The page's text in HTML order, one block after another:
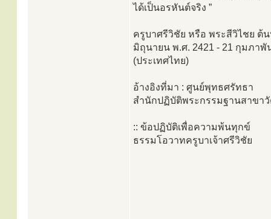
ได้เป็นอรหันต์จริง ”
ครูบาศรีวิชัย หรือ พระสีวิไชย ต้
มิถุนายน พ.ศ. 2421 - 21 กุมภาพั
(ประเทศไทย)
อ้างอิงที่มา : ศูนย์พุทธศรัทธา
สำนักปฏิบัติพระกรรมฐานสาขา
:: ข้อปฏิบัติเพื่อความพ้นทุกข์
ธรรมโอวาทครูบาเจ้าศรีวิชัย